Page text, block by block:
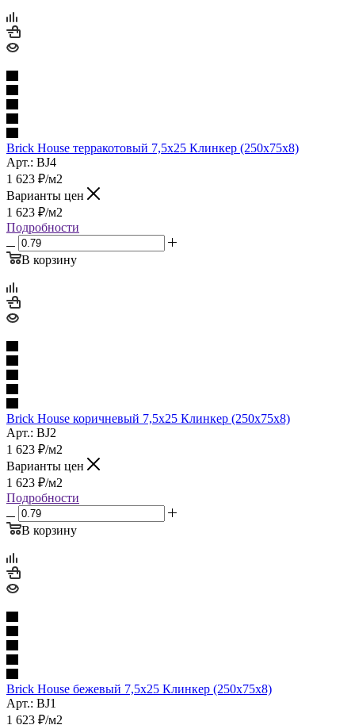
Brick House терракотовый 7,5х25 Клинкер (250x75x8)
Арт.: BJ4
1 623 ₽/м2
Варианты цен
1 623 ₽/м2
Подробности
В корзину
Brick House коричневый 7,5х25 Клинкер (250x75x8)
Арт.: BJ2
1 623 ₽/м2
Варианты цен
1 623 ₽/м2
Подробности
В корзину
Brick House бежевый 7,5х25 Клинкер (250x75x8)
Арт.: BJ1
1 623 ₽/м2